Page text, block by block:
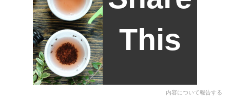
This
内容について報告する